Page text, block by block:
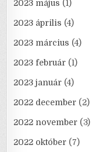
2023 május (1)
2023 április (4)
2023 március (4)
2023 február (1)
2023 január (4)
2022 december (2)
2022 november (3)
2022 október (7)